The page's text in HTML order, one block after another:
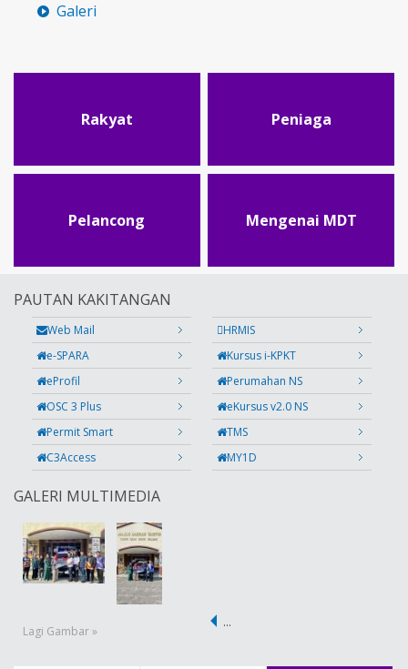
Galeri
Rakyat Peniaga
Pelancong Mengenai MDT
PAUTAN KAKITANGAN
Web Mail
HRMIS
e-SPARA
Kursus i-KPKT
eProfil
Perumahan NS
OSC 3 Plus
eKursus v2.0 NS
Permit Smart
TMS
C3Access
MY1D
GALERI MULTIMEDIA
Lagi Gambar »
…